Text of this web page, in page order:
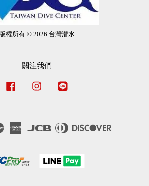
版權所有 © 2026 台灣潛水
關注我們
Facebook Instagram
Master
American
JCB
Diners